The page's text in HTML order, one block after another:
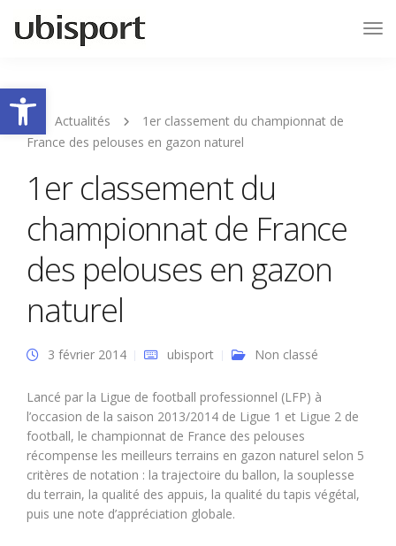
Ouvrir la barre d’outils
Actualités
1er classement du championnat de
France des pelouses en gazon naturel
1er classement du
championnat de France
des pelouses en gazon
naturel
3 février 2014 ubisport Non classé
Lancé par la Ligue de football professionnel (LFP) à
l’occasion de la saison 2013/2014 de Ligue 1 et Ligue 2 de
football, le championnat de France des pelouses
récompense les meilleurs terrains en gazon naturel selon 5
critères de notation : la trajectoire du ballon, la souplesse
du terrain, la qualité des appuis, la qualité du tapis végétal,
puis une note d’appréciation globale.